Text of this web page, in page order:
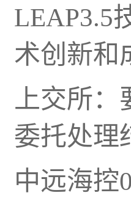
LEAP3.5
术创新和
上交所：
委托处理
中远海控